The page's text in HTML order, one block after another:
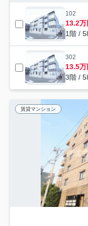
102
13.2万
1階 /
302
13.5万
3階 /
賃貸マンション